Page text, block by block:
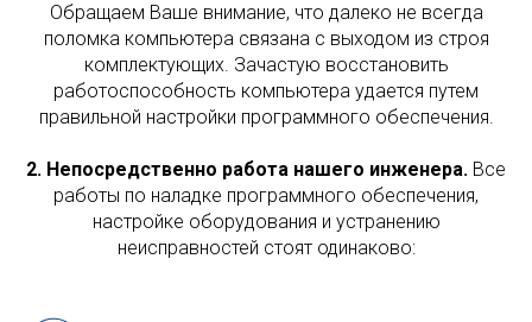
Обращаем Ваше внимание, что далеко не всегда
поломка компьютера связана с выходом из строя
комплектующих. Зачастую восстановить
работоспособность компьютера удается путем
правильной настройки программного обеспечения.
2. Непосредственно работа нашего инженера. Все
работы по наладке программного обеспечения,
настройке оборудования и устранению
неисправностей стоят одинаково: